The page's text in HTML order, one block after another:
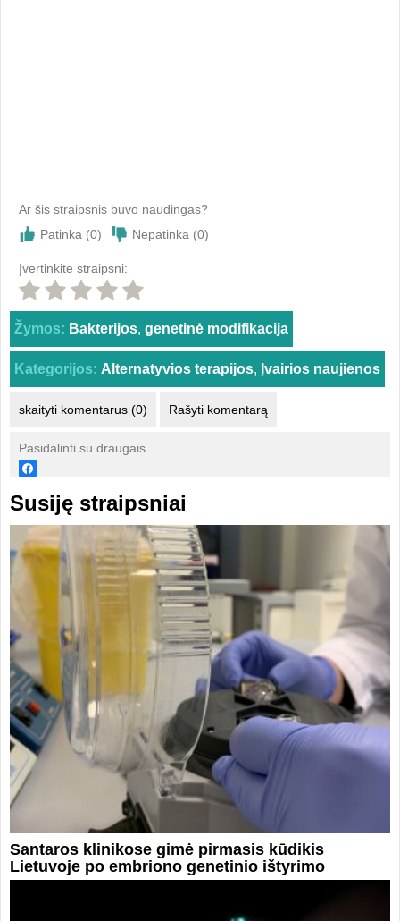
Ar šis straipsnis buvo naudingas?
Patinka (0) Nepatinka (0)
Įvertinkite straipsni:
Žymos: Bakterijos, genetinė modifikacija
Kategorijos: Alternatyvios terapijos, Įvairios naujienos
skaityti komentarus (0) Rašyti komentarą
Pasidalinti su draugais
Susiję straipsniai
Santaros klinikose gimė pirmasis kūdikis
Lietuvoje po embriono genetinio ištyrimo